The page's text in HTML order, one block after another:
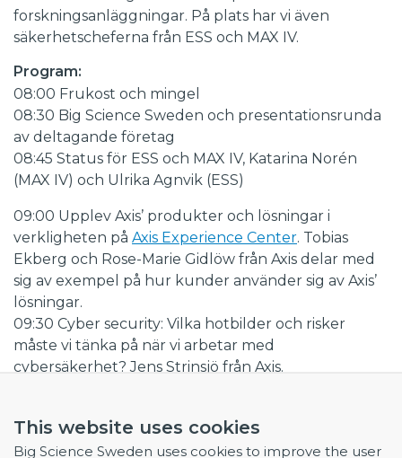
This website uses cookies
Big Science Sweden uses cookies to improve the user
forskningsanläggningar. På plats har vi även
säkerhetscheferna från ESS och MAX IV.
Program:
08:00 Frukost och mingel
08:30 Big Science Sweden och presentationsrunda
av deltagande företag
08:45 Status för ESS och MAX IV, Katarina Norén
(MAX IV) och Ulrika Agnvik (ESS)
09:00 Upplev Axis’ produkter och lösningar i
verkligheten på Axis Experience Center. Tobias
Ekberg och Rose-Marie Gidlöw från Axis delar med
sig av exempel på hur kunder använder sig av Axis’
lösningar.
09:30 Cyber security: Vilka hotbilder och risker
måste vi tänka på när vi arbetar med
cybersäkerhet? Jens Strinsjö från Axis.
skapar fler affärer på Big Science-marknaden.